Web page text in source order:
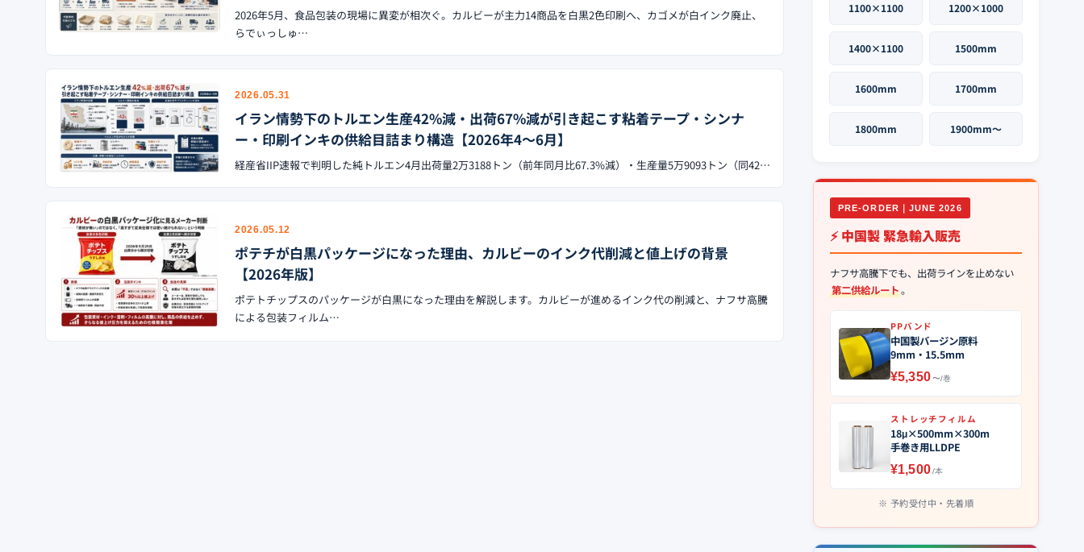
2026年5月、食品包装の現場に異変が相次ぐ。カルビーが主力14商品を白黒2色印刷へ、カゴメが白インク廃止、
らでぃっしゅ…
2026.05.31
イラン情勢下のトルエン生産42%減・出荷67%減が引き起こす粘着テープ・シンナ
ー・印刷インキの供給目詰まり構造【2026年4〜6月】
経産省IIP速報で判明した純トルエン4月出荷量2万3188トン（前年同月比67.3%減）・生産量5万9093トン（同42…
2026.05.12
ポテチが白黒パッケージになった理由、カルビーのインク代削減と値上げの背景
【2026年版】
ポテトチップスのパッケージが白黒になった理由を解説します。カルビーが進めるインク代の削減と、ナフサ高騰
による包装フィルム…
1100×1100 1200×1000
1400×1100 1500mm
1600mm 1700mm
1800mm 1900mm〜
PRE-ORDER｜JUNE 2026
⚡ 中国製 緊急輸入販売
ナフサ高騰下でも、出荷ラインを止めない
第二供給ルート。
PPバンド
中国製バージン原料
9mm・15.5mm
¥5,350〜/巻
ストレッチフィルム
18μ×500mm×300m
手巻き用LLDPE
¥1,500/本
予約受付中・先着順